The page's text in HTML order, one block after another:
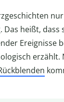
heißt, dass
Ereignisse
erzählt.